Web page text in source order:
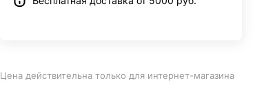
Цена действительна только для интернет-магазина